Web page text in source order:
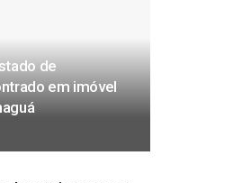
de
em imóvel